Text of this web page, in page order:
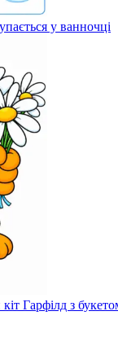
у ванночці
Гарфілд з